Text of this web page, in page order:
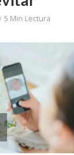
5 Min Lectura